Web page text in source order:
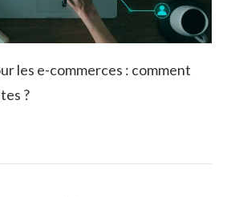
les e-commerces : comment
?